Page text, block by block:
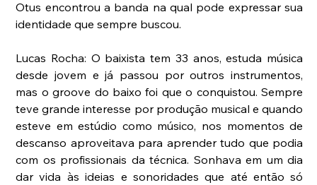
Otus encontrou a banda na qual pode expressar sua
identidade que sempre buscou.
Lucas Rocha: O baixista tem 33 anos, estuda música
desde jovem e já passou por outros instrumentos,
mas o groove do baixo foi que o conquistou. Sempre
teve grande interesse por produção musical e quando
esteve em estúdio como músico, nos momentos de
descanso aproveitava para aprender tudo que podia
com os profissionais da técnica. Sonhava em um dia
dar vida às ideias e sonoridades que até então só